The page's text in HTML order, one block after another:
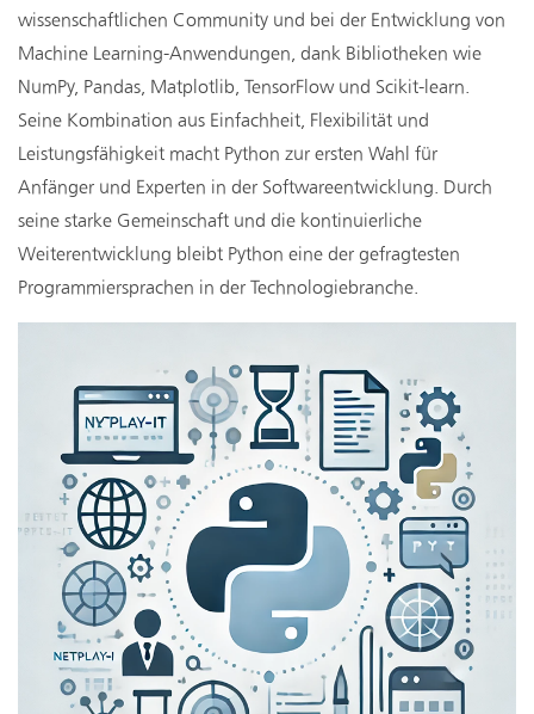
wissenschaftlichen Community und bei der Entwicklung von
Machine Learning-Anwendungen, dank Bibliotheken wie
NumPy, Pandas, Matplotlib, TensorFlow und Scikit-learn.
Seine Kombination aus Einfachheit, Flexibilität und
Leistungsfähigkeit macht Python zur ersten Wahl für
Anfänger und Experten in der Softwareentwicklung. Durch
seine starke Gemeinschaft und die kontinuierliche
Weiterentwicklung bleibt Python eine der gefragtesten
Programmiersprachen in der Technologiebranche.